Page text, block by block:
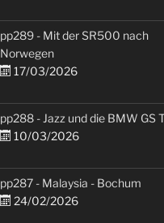
pp289 - Mit der SR500 nach
Norwegen
17/03/2026
pp288 - Jazz und die BMW GS
10/03/2026
pp287 - Malaysia - Bochum
24/02/2026